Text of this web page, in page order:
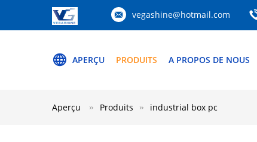
vegashine@hotmail.com
APERÇU PRODUITS A PROPOS DE NOUS
Aperçu Produits industrial box pc